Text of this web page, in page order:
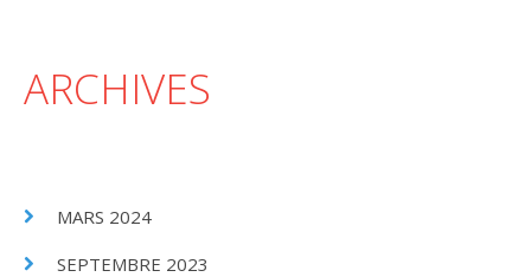
ARCHIVES
MARS 2024
SEPTEMBRE 2023